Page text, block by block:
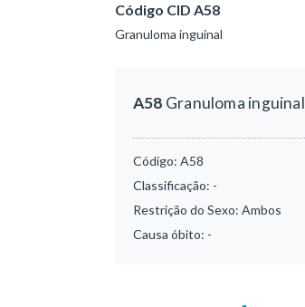
Código CID A58
Granuloma inguinal
A58 Granuloma inguinal
Código: A58
Classificação: -
Restrição do Sexo: Ambos
Causa óbito: -